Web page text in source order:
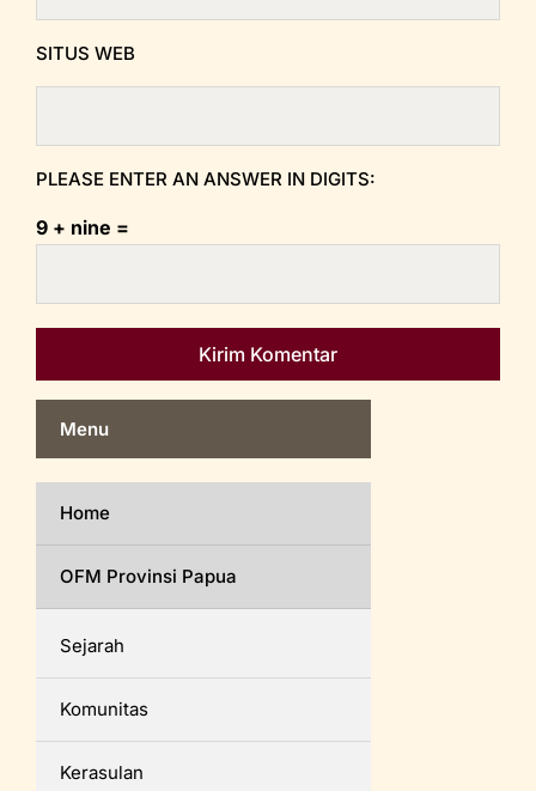
SITUS WEB
PLEASE ENTER AN ANSWER IN DIGITS:
9 + nine =
Menu
Home
OFM Provinsi Papua
Sejarah
Komunitas
Kerasulan